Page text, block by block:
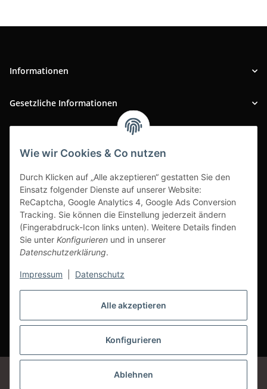
Alle akzeptieren
Konfigurieren
Ablehnen
Wie wir Cookies & Co nutzen
Durch Klicken auf „Alle akzeptieren“ gestatten Sie den
Einsatz folgender Dienste auf unserer Website:
ReCaptcha, Google Analytics 4, Google Ads Conversion
Tracking. Sie können die Einstellung jederzeit ändern
(Fingerabdruck-Icon links unten). Weitere Details finden
Sie unter Konfigurieren und in unserer
Datenschutzerklärung.
Impressum Datenschutz
Informationen
Gesetzliche Informationen
Vertrag widerrufen
* Alle Preise inkl. gesetzlicher USt., zzgl.Versand
Google Analytics deaktivieren Status: Opt-Out-Cookie ist nicht gesetzt